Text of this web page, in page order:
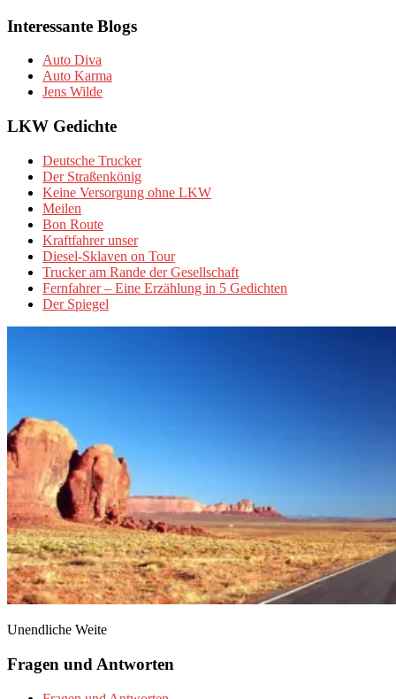
Interessante Blogs
Auto Diva
Auto Karma
Jens Wilde
LKW Gedichte
Deutsche Trucker
Der Straßenkönig
Keine Versorgung ohne LKW
Meilen
Bon Route
Kraftfahrer unser
Diesel-Sklaven on Tour
Trucker am Rande der Gesellschaft
Fernfahrer – Eine Erzählung in 5 Gedichten
Der Spiegel
Unendliche Weite
Fragen und Antworten